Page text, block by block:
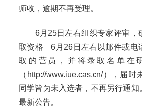
师收，逾期不再受理。
6月25日左右组织专家评审，
取资格；6月26日左右以邮件或电
取的营员，并将录取名单在
（http://www.iue.cas.cn/），届时
同学皆为未入选者，不再另行通知
最新公告。